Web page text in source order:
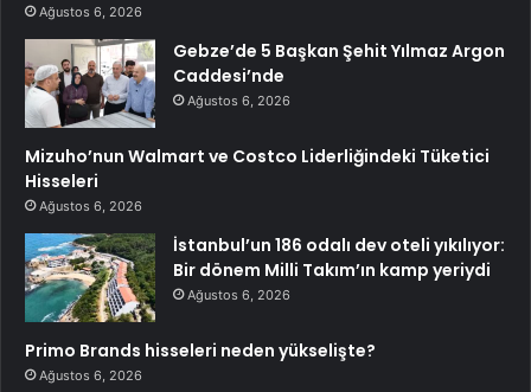
Ağustos 6, 2026
Gebze’de 5 Başkan Şehit Yılmaz Argon
Caddesi’nde
Ağustos 6, 2026
Mizuho’nun Walmart ve Costco Liderliğindeki Tüketici
Hisseleri
Ağustos 6, 2026
İstanbul’un 186 odalı dev oteli yıkılıyor:
Bir dönem Milli Takım’ın kamp yeriydi
Ağustos 6, 2026
Primo Brands hisseleri neden yükselişte?
Ağustos 6, 2026